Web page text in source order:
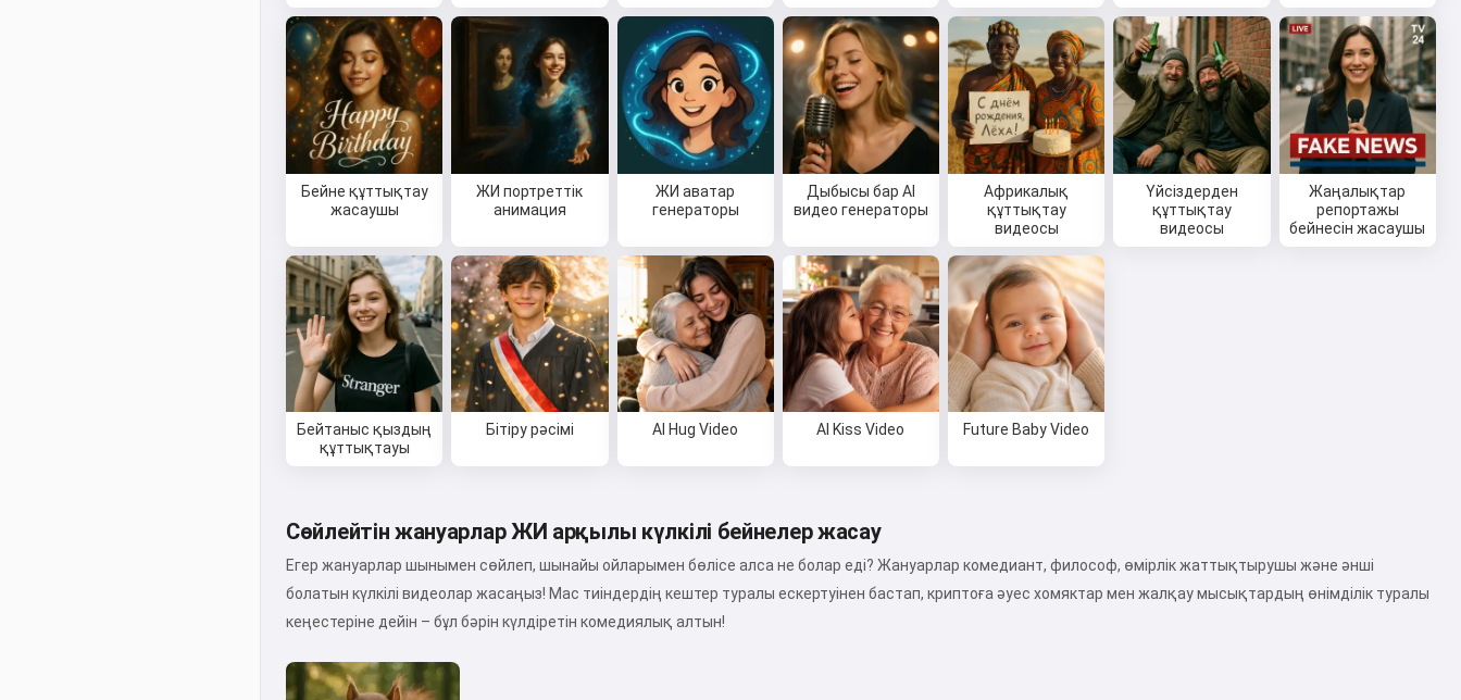
Бейне құттықтау
жасаушы
ЖИ портреттік
анимация
ЖИ аватар
генераторы
Дыбысы бар AI
видео генераторы
Африкалық
құттықтау
видеосы
Үйсіздерден
құттықтау
видеосы
Жаңалықтар
репортажы
бейнесін жасаушы
Бейтаныс қыздың
құттықтауы
Бітіру рәсімі AI Hug Video AI Kiss Video Future Baby Video
Сөйлейтін жануарлар ЖИ арқылы күлкілі бейнелер жасау
Егер жануарлар шынымен сөйлеп, шынайы ойларымен бөлісе алса не болар еді? Жануарлар комедиант, философ, өмірлік жаттықтырушы және әнші
болатын күлкілі видеолар жасаңыз! Мас тиіндердің кештер туралы ескертуінен бастап, криптоға әуес хомяктар мен жалқау мысықтардың өнімділік туралы
кеңестеріне дейін – бұл бәрін күлдіретін комедиялық алтын!